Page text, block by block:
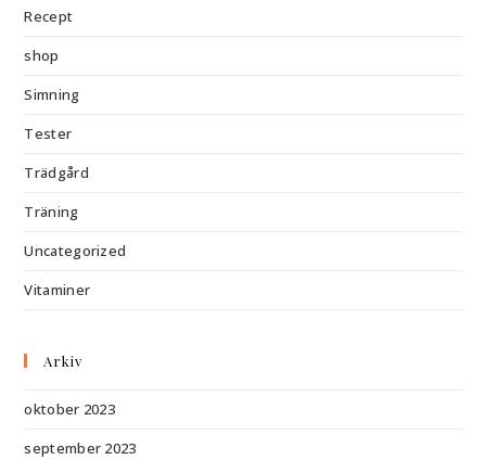
Recept
shop
Simning
Tester
Trädgård
Träning
Uncategorized
Vitaminer
Arkiv
oktober 2023
september 2023